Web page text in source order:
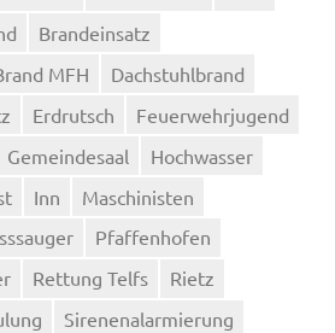
Brandeinsatz
MFH
Dachstuhlbrand
Erdrutsch
Feuerwehrjugend
Gemeindesaal
Hochwasser
Inn
Maschinisten
Pfaffenhofen
Rettung Telfs
Rietz
Sirenenalarmierung